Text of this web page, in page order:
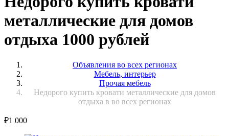
металлические для домов
отдыха 1000 рублей
Объявления во всех регионах
Мебель, интерьер
Прочая мебель
Недорого купить кровати металлические для домов
отдыха в во всех регионах
₽1 000